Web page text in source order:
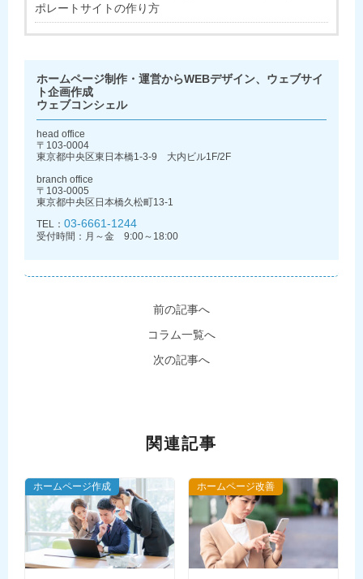
ポレートサイトの作り方
ホームページ制作・運営からWEBデザイン、ウェブサイ
ト企画作成
ウェブコンシェル
head office
〒103-0004
東京都中央区東日本橋1-3-9 大内ビル1F/2F
branch office
〒103-0005
東京都中央区日本橋久松町13-1
TEL： 03-6661-1244
受付時間：月～金 9:00～18:00
前の記事へ
コラム一覧へ
次の記事へ
関連記事
ホームページ作成 ホームページ改善